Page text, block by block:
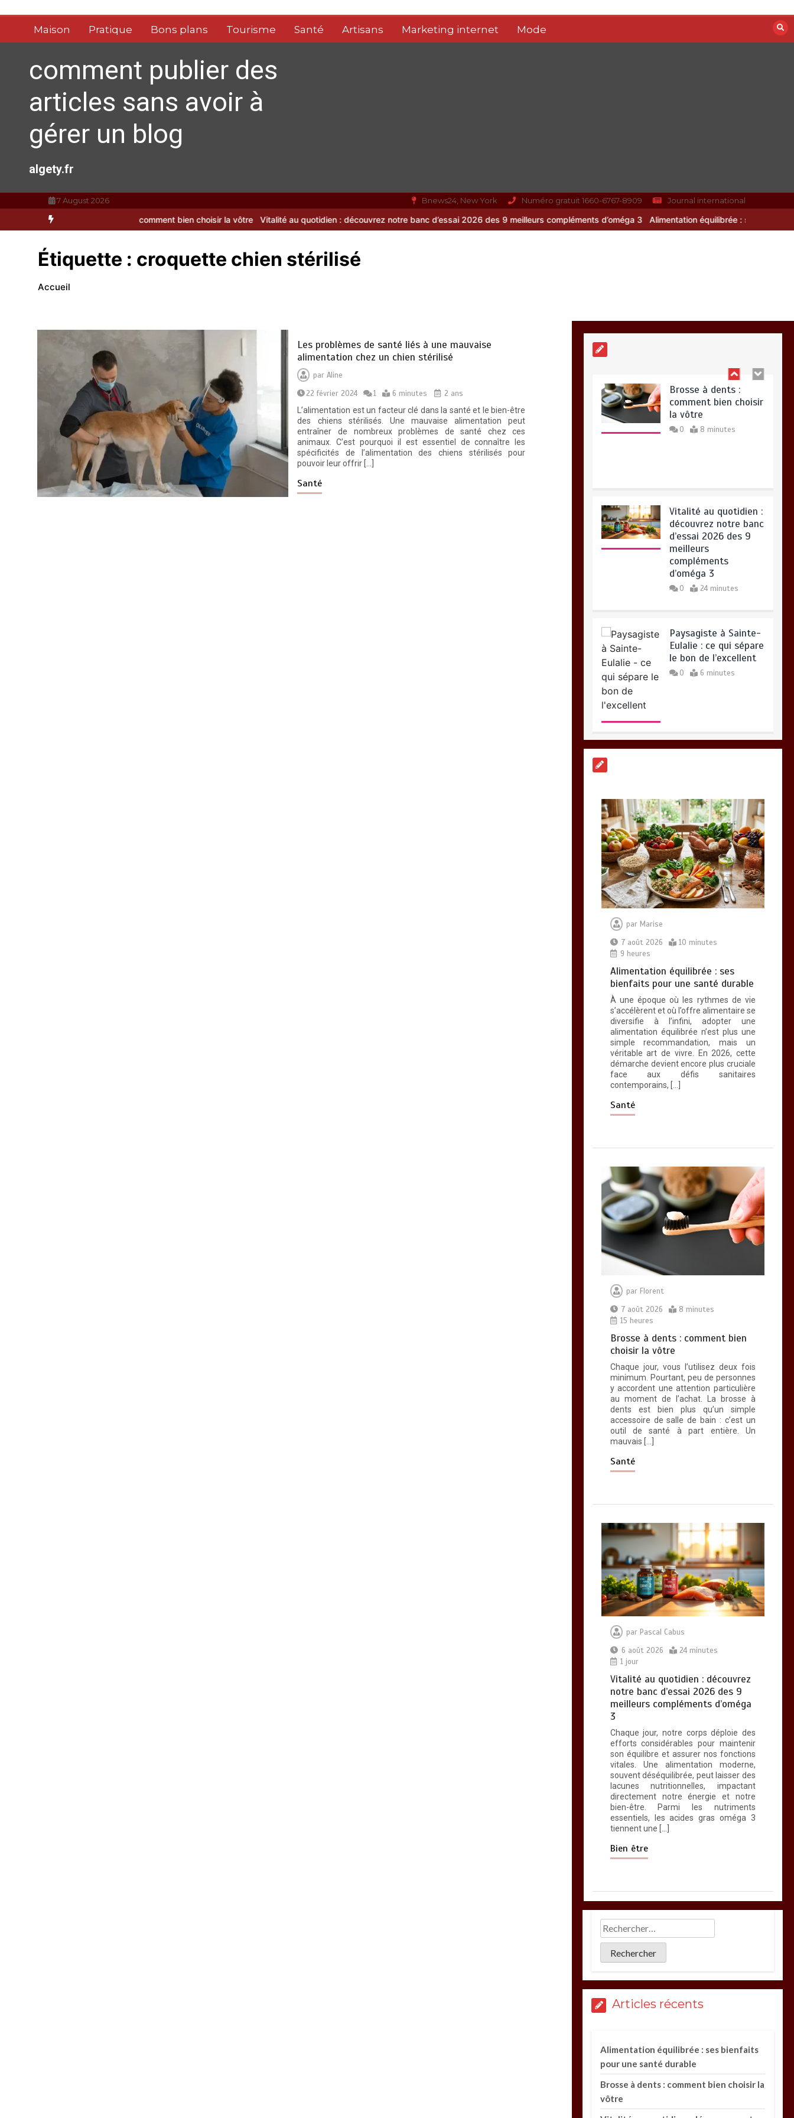
contenuMaison Pratique Bons plans Tourisme Santé Artisans Marketing internet Mode
comment publier des
articles sans avoir à
gérer un blog
algety.fr
7 August 2026 Bnews24, New York Numéro gratuit 1660-6767-8909 Journal international
Brosse à dents : comment bien choisir la vôtre Vitalité au quotidien : découvrez notre banc d’essai 2026 des 9 meilleurs compléments d’oméga 3 Alimentation équilibrée : ses bienfaits pour une
Étiquette : croquette chien stérilisé
Accueil
Les problèmes de santé liés à une mauvaise
alimentation chez un chien stérilisé
parAline
22 février 2024
1 6 minutes
2 ans
L’alimentation est un facteur clé dans la santé et le bien-être
des chiens stérilisés. Une mauvaise alimentation peut
entraîner de nombreux problèmes de santé chez ces
animaux. C’est pourquoi il est essentiel de connaître les
spécificités de l’alimentation des chiens stérilisés pour
pouvoir leur offrir […]
Santé
0 10 minutes
Brosse à dents :
comment bien choisir
la vôtre
0 8 minutes
Vitalité au quotidien :
découvrez notre banc
d’essai 2026 des 9
meilleurs
compléments
d’oméga 3
0 24 minutes
Paysagiste à Sainte-
Eulalie : ce qui sépare
le bon de l’excellent
0 6 minutes
0 10 minutes
Brosse à dents :
comment bien choisir
la vôtre
Vitalité au quotidien :
découvrez notre banc
d’essai 2026 des 9
meilleurs
compléments
d’oméga 3
0 24 minutes
par Marise
7 août 2026
10 minutes
9 heures
Alimentation équilibrée : ses
bienfaits pour une santé durable
À une époque où les rythmes de vie
s’accélèrent et où l’offre alimentaire se
diversifie à l’infini, adopter une
alimentation équilibrée n’est plus une
simple recommandation, mais un
véritable art de vivre. En 2026, cette
démarche devient encore plus cruciale
face aux défis sanitaires
contemporains, […]
Santé
par Florent
7 août 2026
8 minutes
15 heures
Brosse à dents : comment bien
choisir la vôtre
Chaque jour, vous l’utilisez deux fois
minimum. Pourtant, peu de personnes
y accordent une attention particulière
au moment de l’achat. La brosse à
dents est bien plus qu’un simple
accessoire de salle de bain : c’est un
outil de santé à part entière. Un
mauvais […]
Santé
par Pascal Cabus
6 août 2026
24 minutes
1 jour
Vitalité au quotidien : découvrez
notre banc d’essai 2026 des 9
meilleurs compléments d’oméga
3
Chaque jour, notre corps déploie des
efforts considérables pour maintenir
son équilibre et assurer nos fonctions
vitales. Une alimentation moderne,
souvent déséquilibrée, peut laisser des
lacunes nutritionnelles, impactant
directement notre énergie et notre
bien-être. Parmi les nutriments
essentiels, les acides gras oméga 3
tiennent une […]
Bien être
Articles récents
Alimentation équilibrée : ses bienfaits
pour une santé durable
Brosse à dents : comment bien choisir la
vôtre